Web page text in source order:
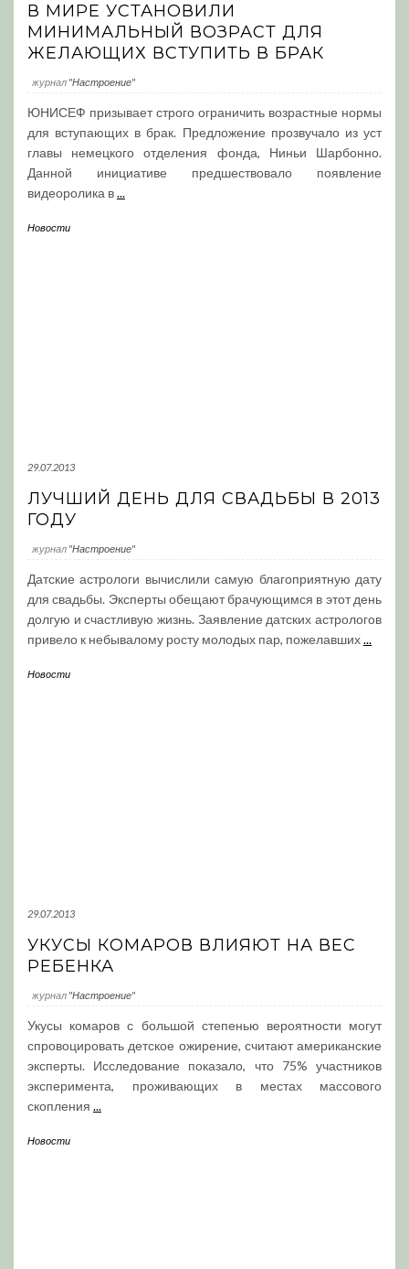
В МИРЕ УСТАНОВИЛИ
МИНИМАЛЬНЫЙ ВОЗРАСТ ДЛЯ
ЖЕЛАЮЩИХ ВСТУПИТЬ В БРАК
журнал "Настроение"
ЮНИСЕФ призывает строго ограничить возрастные нормы
для вступающих в брак. Предложение прозвучало из уст
главы немецкого отделения фонда, Ниньи Шарбонно.
Данной инициативе предшествовало появление
видеоролика в...
Новости
29.07.2013
ЛУЧШИЙ ДЕНЬ ДЛЯ СВАДЬБЫ В 2013
ГОДУ
журнал "Настроение"
Датские астрологи вычислили самую благоприятную дату
для свадьбы. Эксперты обещают брачующимся в этот день
долгую и счастливую жизнь. Заявление датских астрологов
привело к небывалому росту молодых пар, пожелавших...
Новости
29.07.2013
УКУСЫ КОМАРОВ ВЛИЯЮТ НА ВЕС
РЕБЕНКА
журнал "Настроение"
Укусы комаров с большой степенью вероятности могут
спровоцировать детское ожирение, считают американские
эксперты. Исследование показало, что 75% участников
эксперимента, проживающих в местах массового
скопления ...
Новости